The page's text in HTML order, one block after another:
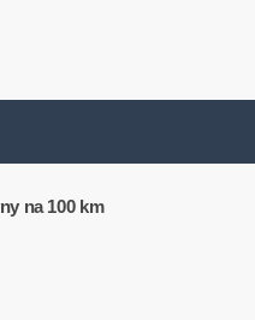
na 100 km